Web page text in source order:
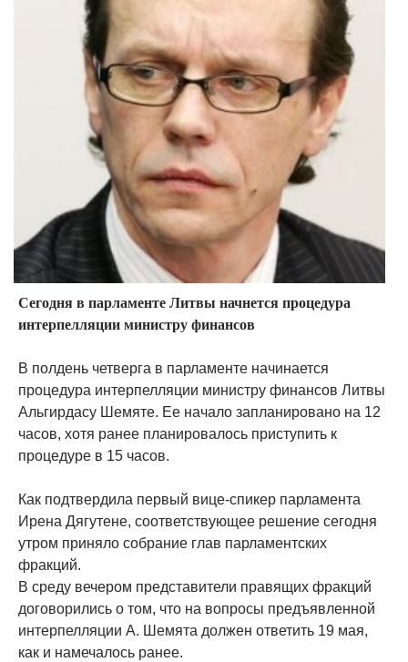
Сегодня в парламенте Литвы начнется процедура
интерпелляции министру финансов
В полдень четверга в парламенте начинается
процедура интерпелляции министру финансов Литвы
Альгирдасу Шемяте. Ее начало запланировано на 12
часов, хотя ранее планировалось приступить к
процедуре в 15 часов.
Как подтвердила первый вице-спикер парламента
Ирена Дягутене, соответствующее решение сегодня
утром приняло собрание глав парламентских
фракций.
В среду вечером представители правящих фракций
договорились о том, что на вопросы предъявленной
интерпелляции А. Шемята должен ответить 19 мая,
как и намечалось ранее.